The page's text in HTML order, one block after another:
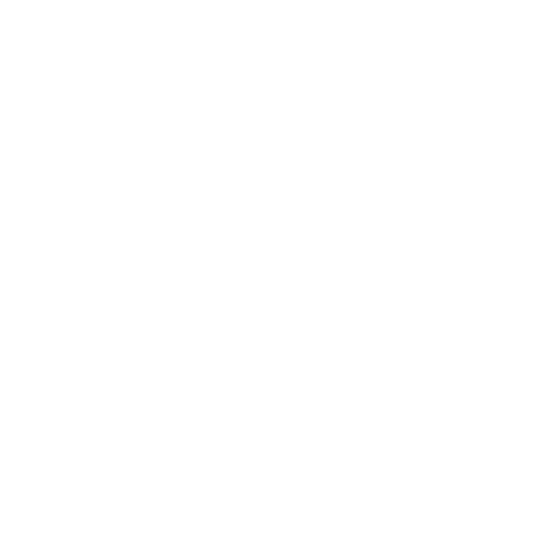
22.00-04.00 ľahké občerstvenie. Počas raňajok nealkoholické
alkohol, rozlievané), filtrovaná káva, čaj
alkohol, rozlievané), filtrovaná káva, čaj
rozlievané), filtrovaná káva, čaj, ľahké občerstvenie počas dňa
je možné vytvárať cez hotelovú aplikáciu.
na pláži (kanoe, windsurfing, vodné lyžovanie, vodné bicykle,